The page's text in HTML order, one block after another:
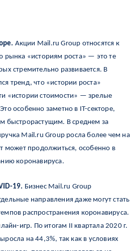
Акции Mail.ru Group относятся к
рынка «историям роста» — это те
стремительно развивается. В
тренд, что «истории роста»
«истории стоимости» — зрелые
особенно заметно в IT-секторе,
быстрорастущим. В среднем за
Mail.ru Group росла более чем на
может продолжиться, особенно в
коронавируса.
19. Бизнес Mail.ru Group
направления даже могут стать
распространения коронавируса.
игр. По итогам II квартала 2020 г.
на 44,3%, так как в условиях